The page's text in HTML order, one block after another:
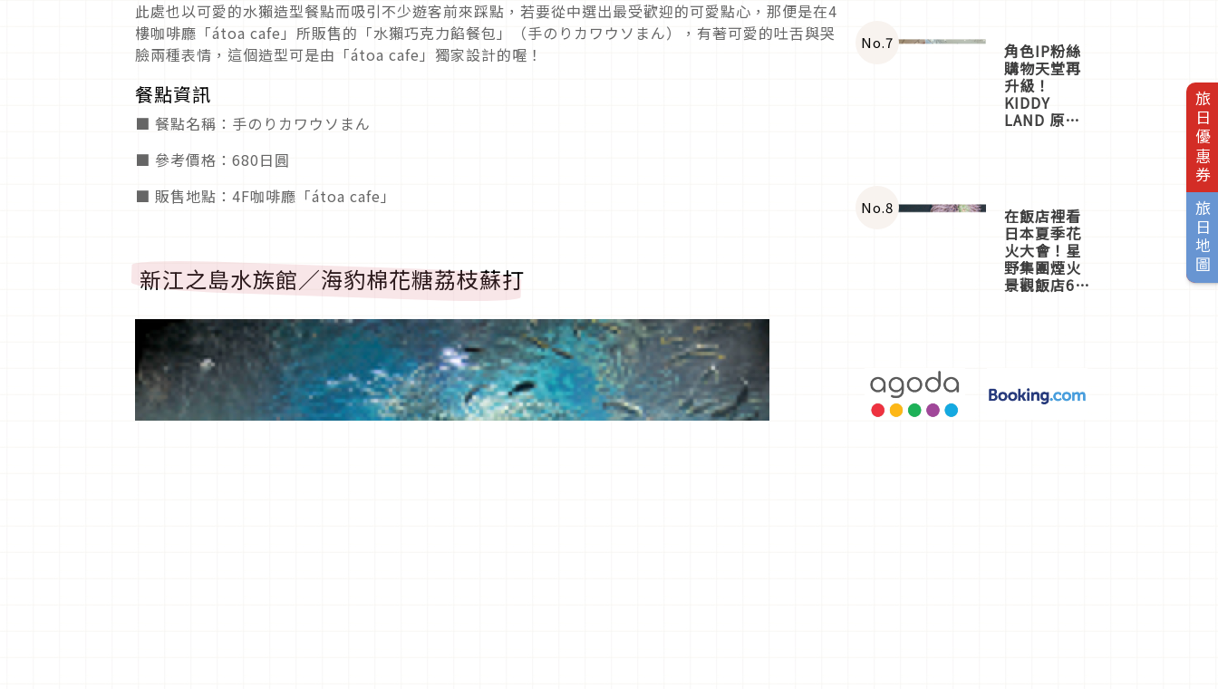
旅日優惠券
旅日地圖
此處也以可愛的水獺造型餐點而吸引不少遊客前來踩點，若要從中選出最受歡迎的可愛點心，那便是在4
樓咖啡廳「átoa cafe」所販售的「水獺巧克力餡餐包」（手のりカワウソまん），有著可愛的吐舌與哭
臉兩種表情，這個造型可是由「átoa cafe」獨家設計的喔！
餐點資訊
■ 餐點名稱：手のりカワウソまん
■ 參考價格：680日圓
■ 販售地點：4F咖啡廳「átoa cafe」
新江之島水族館／海豹棉花糖荔枝蘇打
一同給出了
答案
No.7 角色IP粉絲
購物天堂再
升級！
KIDDY
LAND 原宿
店3分即達
No.8 在飯店裡看
日本夏季花
火大會！星
野集團煙火
景觀飯店6